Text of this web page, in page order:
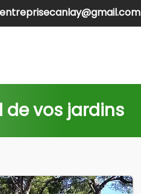
entreprisecanlay@gmail.com
de vos jardins